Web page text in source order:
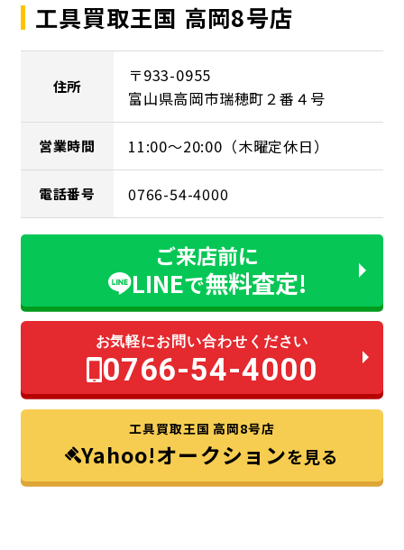
工具買取王国 高岡8号店
住所
〒933-0955
富山県高岡市瑞穂町２番４号
営業時間 11:00～20:00（木曜定休日）
電話番号 0766-54-4000
ご来店前に
LINEで無料査定!
お気軽にお問い合わせください
0766-54-4000
工具買取王国 高岡8号店
Yahoo!オークションを見る